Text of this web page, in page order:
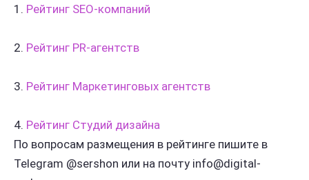
1. Рейтинг SEO-компаний
2. Рейтинг PR-агентств
3. Рейтинг Маркетинговых агентств
4. Рейтинг Студий дизайна
По вопросам размещения в рейтинге пишите в
Telegram @sershon или на почту info@digital-